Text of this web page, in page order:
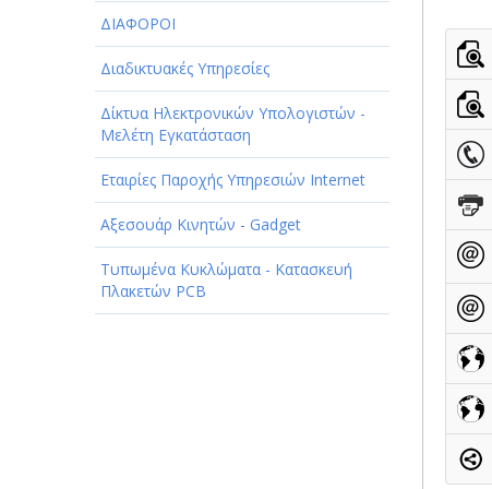
ΤΕΧΝΙΚΑ - ΚΑΤΑΣΚΕΥΑΣΤΙΚΑ
ΤΕΧΝΟΛΟΓΙΑ
ΥΓΕΙΑ - ΙΑΤΡΟΙ
ΦΑΓΗΤΟ
ΔΙΑΦΟΡΟΙ
Διαδικτυακές Υπηρεσίες
Δίκτυα Ηλεκτρονικών Υπολογιστών -
Μελέτη Εγκατάσταση
Εταιρίες Παροχής Υπηρεσιών Internet
Αξεσουάρ Κινητών - Gadget
Τυπωμένα Κυκλώματα - Κατασκευή
Πλακετών PCB